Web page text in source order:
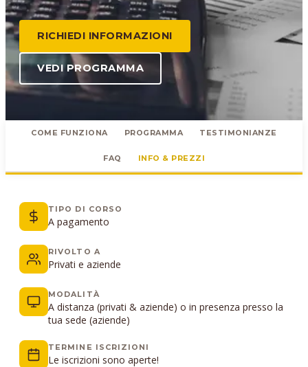
RICHIEDI INFORMAZIONI
VEDI PROGRAMMA
COME FUNZIONA PROGRAMMA TESTIMONIANZE
FAQ INFO & PREZZI
TIPO DI CORSO
A pagamento
RIVOLTO A
Privati e aziende
MODALITÀ
A distanza (privati & aziende) o in presenza presso la
tua sede (aziende)
TERMINE ISCRIZIONI
Le iscrizioni sono aperte!